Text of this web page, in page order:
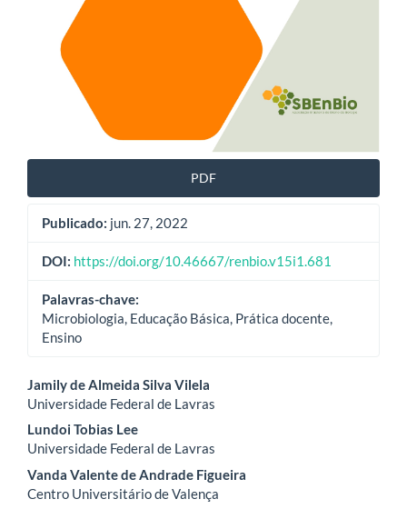
PDF
Publicado: jun. 27, 2022
DOI: https://doi.org/10.46667/renbio.v15i1.681
Palavras-chave:
Microbiologia, Educação Básica, Prática docente,
Ensino
Conteúdo
do
artigo
principal
Jamily de Almeida Silva Vilela
Universidade Federal de Lavras
Lundoi Tobias Lee
Universidade Federal de Lavras
Vanda Valente de Andrade Figueira
Centro Universitário de Valença